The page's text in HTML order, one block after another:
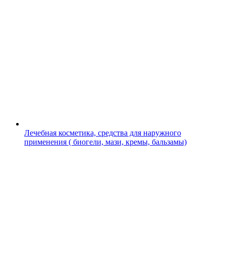
Лечебная косметика, средства для наружного
применения ( биогели, мази, кремы, бальзамы)